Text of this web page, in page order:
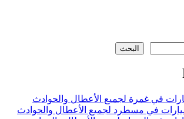
البحث
في غمرة لجميع الأعطال والحوادث
في مسطرد لجميع الأعطال والحوادث